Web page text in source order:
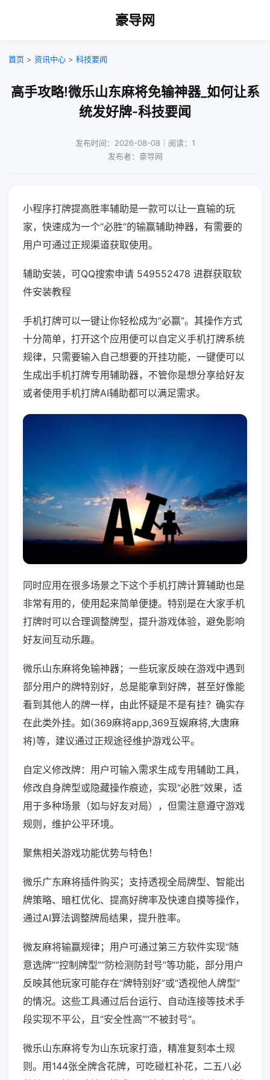
豪导网
首页 > 资讯中心 > 科技要闻
高手攻略!微乐山东麻将免输神器_如何让系
统发好牌-科技要闻
发布时间：2026-08-08｜阅读：1
发布者：豪导网
小程序打牌提高胜率辅助是一款可以让一直输的玩
家，快速成为一个“必胜”的输赢辅助神器，有需要的
用户可通过正规渠道获取使用。
辅助安装，可QQ搜索申请 549552478 进群获取软
件安装教程
手机打牌可以一键让你轻松成为“必赢”。其操作方式
十分简单，打开这个应用便可以自定义手机打牌系统
规律，只需要输入自己想要的开挂功能，一键便可以
生成出手机打牌专用辅助器，不管你是想分享给好友
或者使用手机打牌AI辅助都可以满足需求。
同时应用在很多场景之下这个手机打牌计算辅助也是
非常有用的，使用起来简单便捷。特别是在大家手机
打牌时可以合理调整牌型，提升游戏体验，避免影响
好友间互动乐趣。
微乐山东麻将免输神器；一些玩家反映在游戏中遇到
部分用户的牌特别好，总是能拿到好牌，甚至好像能
看到其他人的牌一样，由此怀疑是不是有挂？确实存
在此类外挂。如(369麻将app,369互娱麻将,大唐麻
将)等，建议通过正规途径维护游戏公平。
自定义修改牌：用户可输入需求生成专用辅助工具，
修改自身牌型或隐藏操作痕迹，实现“必胜”效果，适
用于多种场景（如与好友对局），但需注意遵守游戏
规则，维护公平环境。
聚焦相关游戏功能优势与特色！
微乐广东麻将插件购买；支持透视全局牌型、智能出
牌策略、暗杠优化、提高好牌率及快速自摸等操作，
通过AI算法调整牌局结果，提升胜率。
微友麻将输赢规律；用户可通过第三方软件实现“随
意选牌”“控制牌型”“防检测防封号”等功能，部分用户
反映其他玩家可能存在“牌特别好”或“透视他人牌型”
的情况。这些工具通过后台运行、自动连接等技术手
段实现不平公，且“安全性高”“不被封号”。
微乐山东麻将专为山东玩家打造，精准复刻本土规
则。用144张全牌含花牌，可吃碰杠补花，二五八必